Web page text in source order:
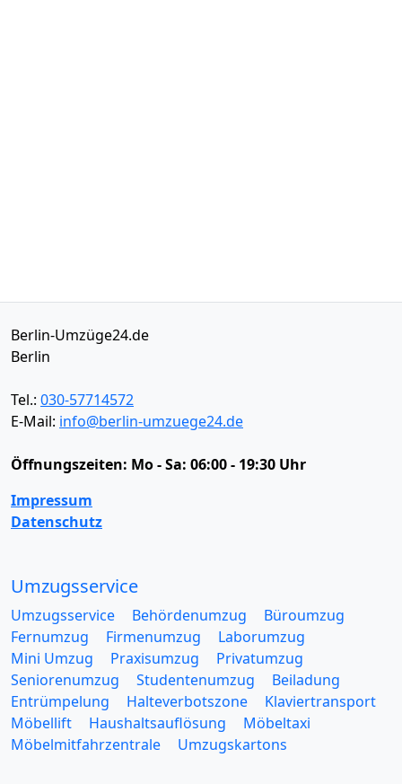
Berlin-Umzüge24.de
Berlin
Tel.: 030-57714572
E-Mail: info@berlin-umzuege24.de
Öffnungszeiten: Mo - Sa: 06:00 - 19:30 Uhr
Impressum
Datenschutz
Umzugsservice
Umzugsservice Behördenumzug
Büroumzug
Fernumzug
Firmenumzug
Laborumzug
Mini Umzug
Praxisumzug
Privatumzug
Seniorenumzug
Studentenumzug
Beiladung
Entrümpelung
Halteverbotszone
Klaviertransport
Möbellift
Haushaltsauflösung
Möbeltaxi
Möbelmitfahrzentrale
Umzugskartons